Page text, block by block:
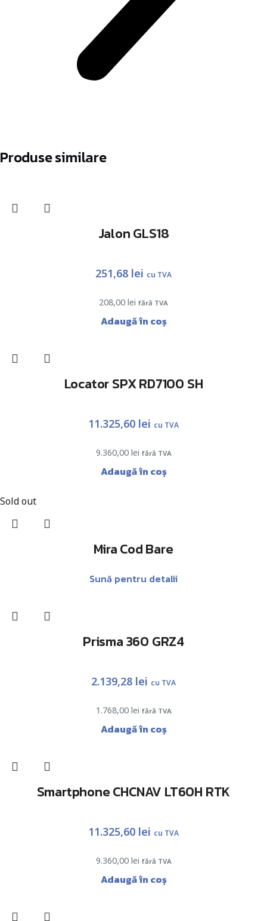
Produse similare
Jalon GLS18
208,00 lei fără TVA
251,68 lei cu TVA
Adaugă în coș
Locator SPX RD7100 SH
9.360,00 lei fără TVA
11.325,60 lei cu TVA
Adaugă în coș
Sold out
Mira Cod Bare
Sună pentru detalii
Prisma 360 GRZ4
1.768,00 lei fără TVA
2.139,28 lei cu TVA
Adaugă în coș
Smartphone CHCNAV LT60H RTK
9.360,00 lei fără TVA
11.325,60 lei cu TVA
Adaugă în coș